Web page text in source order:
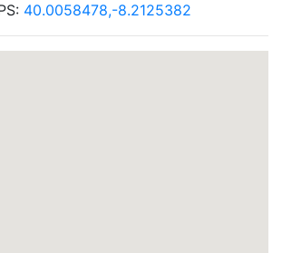
40.0058478,-8.2125382